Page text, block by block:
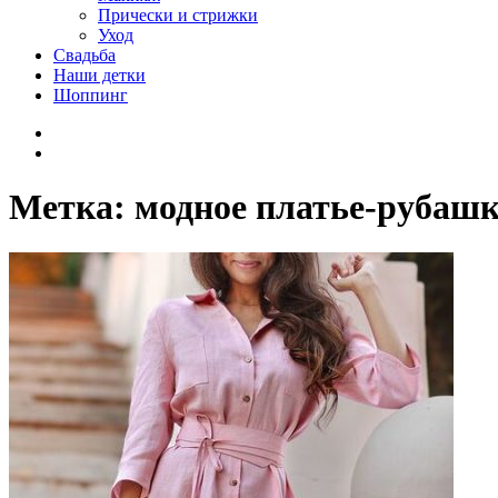
Прически и стрижки
Уход
Свадьба
Наши детки
Шоппинг
Метка: модное платье-